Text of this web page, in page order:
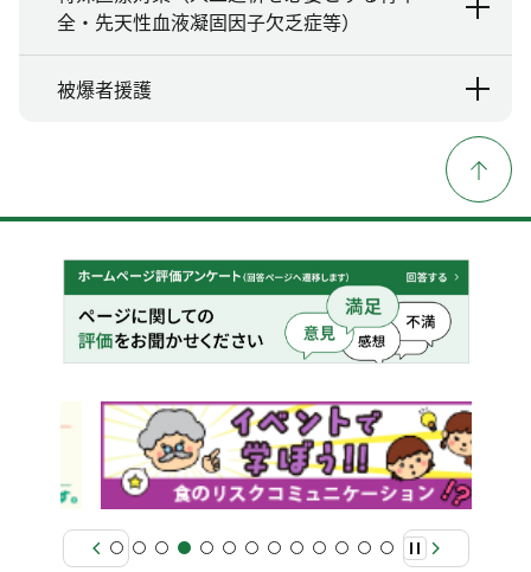
全・先天性血液凝固因子欠乏症等）
被爆者援護